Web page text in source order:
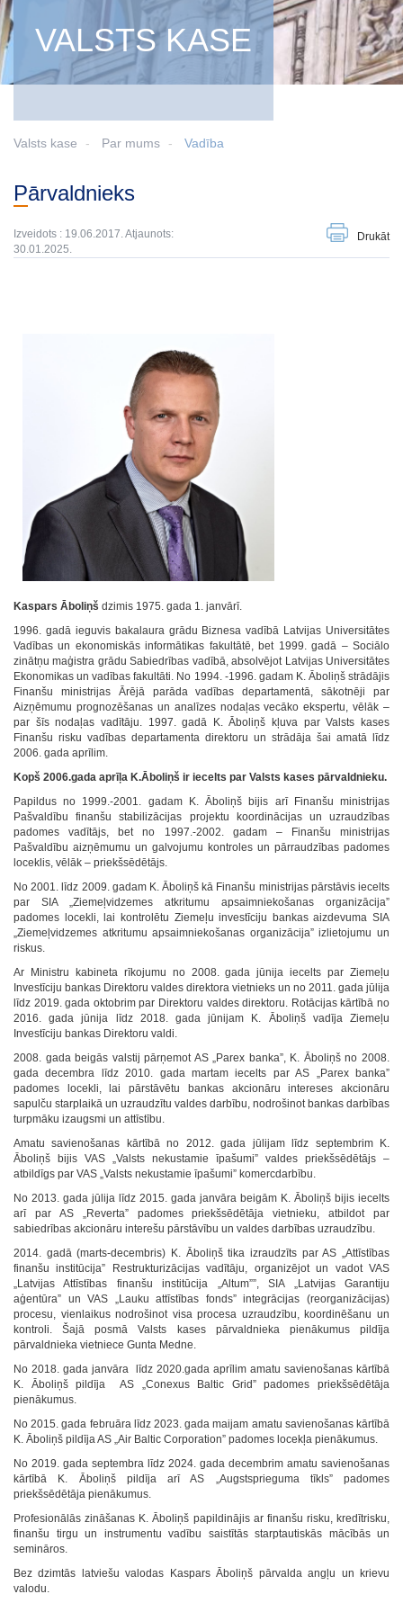
VALSTS KASE
Valsts kase Par mums Vadība
Pārvaldnieks
Izveidots : 19.06.2017. Atjaunots:
30.01.2025.
Drukāt
Kaspars Āboliņš dzimis 1975. gada 1. janvārī.
1996. gadā ieguvis bakalaura grādu Biznesa vadībā Latvijas Universitātes
Vadības un ekonomiskās informātikas fakultātē, bet 1999. gadā – Sociālo
zinātņu maģistra grādu Sabiedrības vadībā, absolvējot Latvijas Universitātes
Ekonomikas un vadības fakultāti. No 1994. -1996. gadam K. Āboliņš strādājis
Finanšu ministrijas Ārējā parāda vadības departamentā, sākotnēji par
Aizņēmumu prognozēšanas un analīzes nodaļas vecāko ekspertu, vēlāk –
par šīs nodaļas vadītāju. 1997. gadā K. Āboliņš kļuva par Valsts kases
Finanšu risku vadības departamenta direktoru un strādāja šai amatā līdz
2006. gada aprīlim.
Kopš 2006.gada aprīļa K.Āboliņš ir iecelts par Valsts kases pārvaldnieku.
Papildus no 1999.-2001. gadam K. Āboliņš bijis arī Finanšu ministrijas
Pašvaldību finanšu stabilizācijas projektu koordinācijas un uzraudzības
padomes vadītājs, bet no 1997.-2002. gadam – Finanšu ministrijas
Pašvaldību aizņēmumu un galvojumu kontroles un pārraudzības padomes
loceklis, vēlāk – priekšsēdētājs.
No 2001. līdz 2009. gadam K. Āboliņš kā Finanšu ministrijas pārstāvis iecelts
par SIA „Ziemeļvidzemes atkritumu apsaimniekošanas organizācija”
padomes locekli, lai kontrolētu Ziemeļu investīciju bankas aizdevuma SIA
„Ziemeļvidzemes atkritumu apsaimniekošanas organizācija” izlietojumu un
riskus.
Ar Ministru kabineta rīkojumu no 2008. gada jūnija iecelts par Ziemeļu
Investīciju bankas Direktoru valdes direktora vietnieks un no 2011. gada jūlija
līdz 2019. gada oktobrim par Direktoru valdes direktoru. Rotācijas kārtībā no
2016. gada jūnija līdz 2018. gada jūnijam K. Āboliņš vadīja Ziemeļu
Investīciju bankas Direktoru valdi.
2008. gada beigās valstij pārņemot AS „Parex banka”, K. Āboliņš no 2008.
gada decembra līdz 2010. gada martam iecelts par AS „Parex banka”
padomes locekli, lai pārstāvētu bankas akcionāru intereses akcionāru
sapulču starplaikā un uzraudzītu valdes darbību, nodrošinot bankas darbības
turpmāku izaugsmi un attīstību.
Amatu savienošanas kārtībā no 2012. gada jūlijam līdz septembrim K.
Āboliņš bijis VAS „Valsts nekustamie īpašumi” valdes priekšsēdētājs –
atbildīgs par VAS „Valsts nekustamie īpašumi” komercdarbību.
No 2013. gada jūlija līdz 2015. gada janvāra beigām K. Āboliņš bijis iecelts
arī par AS „Reverta” padomes priekšsēdētāja vietnieku, atbildot par
sabiedrības akcionāru interešu pārstāvību un valdes darbības uzraudzību.
2014. gadā (marts-decembris) K. Āboliņš tika izraudzīts par AS „Attīstības
finanšu institūcija” Restrukturizācijas vadītāju, organizējot un vadot VAS
„Latvijas Attīstības finanšu institūcija „Altum””, SIA „Latvijas Garantiju
aģentūra” un VAS „Lauku attīstības fonds” integrācijas (reorganizācijas)
procesu, vienlaikus nodrošinot visa procesa uzraudzību, koordinēšanu un
kontroli. Šajā posmā Valsts kases pārvaldnieka pienākumus pildīja
pārvaldnieka vietniece Gunta Medne.
No 2018. gada janvāra līdz 2020.gada aprīlim amatu savienošanas kārtībā
K. Āboliņš pildīja AS „Conexus Baltic Grid” padomes priekšsēdētāja
pienākumus.
No 2015. gada februāra līdz 2023. gada maijam amatu savienošanas kārtībā
K. Āboliņš pildīja AS „Air Baltic Corporation” padomes locekļa pienākumus.
No 2019. gada septembra līdz 2024. gada decembrim amatu savienošanas
kārtībā K. Āboliņš pildīja arī AS „Augstsprieguma tīkls” padomes
priekšsēdētāja pienākumus.
Profesionālās zināšanas K. Āboliņš papildinājis ar finanšu risku, kredītrisku,
finanšu tirgu un instrumentu vadību saistītās starptautiskās mācībās un
semināros.
Bez dzimtās latviešu valodas Kaspars Āboliņš pārvalda angļu un krievu
valodu.